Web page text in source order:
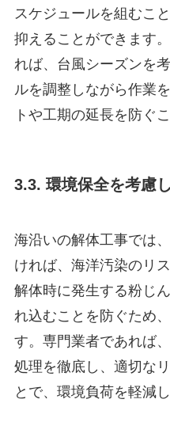
スケジュールを組むこ
抑えることができます
れば、台風シーズンを
ルを調整しながら作業
トや工期の延長を防ぐ
3.3. 環境保全を考慮
海沿いの解体工事では
ければ、海洋汚染のリ
解体時に発生する粉じ
れ込むことを防ぐため
す。専門業者であれば
処理を徹底し、適切な
とで、環境負荷を軽減し